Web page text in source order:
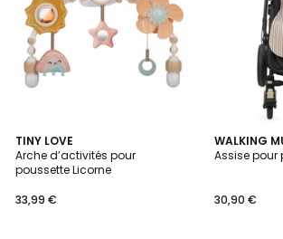
TINY LOVE
Arche d’activités pour
poussette Licorne
33,99 €
WALKING
Assise pour
30,90 €